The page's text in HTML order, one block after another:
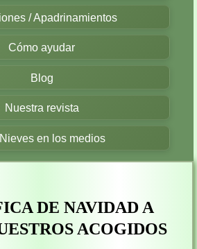
/ Apadrinamientos
Cómo ayudar
Blog
Nuestra revista
en los medios
DE NAVIDAD A
ACOGIDOS